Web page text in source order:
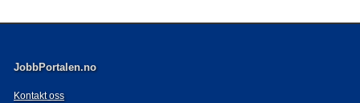
JobbPortalen.no
Kontakt oss